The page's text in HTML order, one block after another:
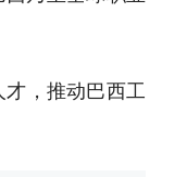
，推动巴西工